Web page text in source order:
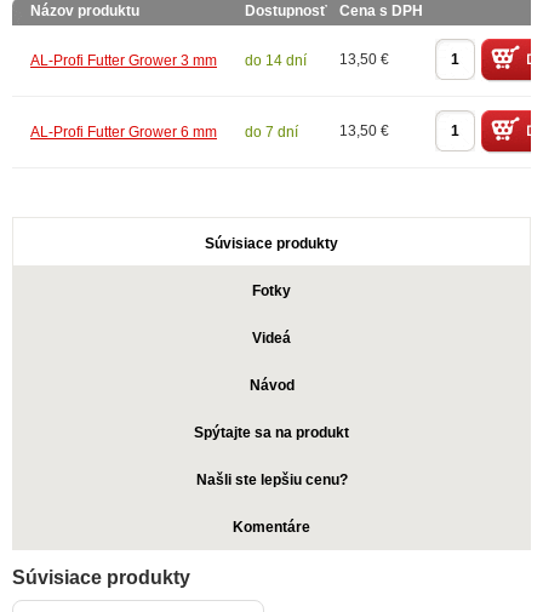
Názov produktu Dostupnosť Cena s DPH
AL-Profi Futter Grower 3 mm do 14 dní 13,50 €
AL-Profi Futter Grower 6 mm do 7 dní 13,50 €
Súvisiace produkty
Fotky
Videá
Návod
Spýtajte sa na produkt
Našli ste lepšiu cenu?
Komentáre
Súvisiace produkty